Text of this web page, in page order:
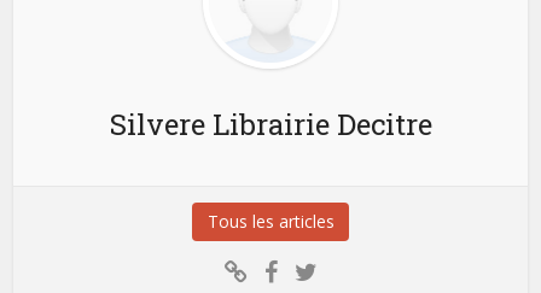
Silvere Librairie Decitre
Tous les articles